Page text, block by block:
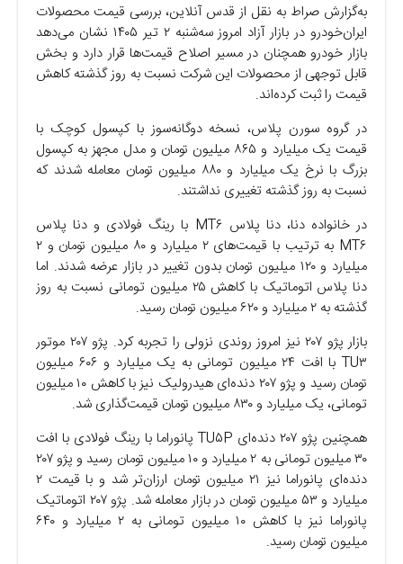
به‌گزارش صراط به نقل از قدس آنلاین، بررسی قیمت محصولات
ایران‌خودرو در بازار آزاد امروز سه‌شنبه ۲ تیر ۱۴۰۵ نشان می‌دهد
بازار خودرو همچنان در مسیر اصلاح قیمت‌ها قرار دارد و بخش
قابل توجهی از محصولات این شرکت نسبت به روز گذشته کاهش
قیمت را ثبت کرده‌اند.
در گروه سورن پلاس، نسخه دوگانه‌سوز با کپسول کوچک با
قیمت یک میلیارد و ۸۶۵ میلیون تومان و مدل مجهز به کپسول
بزرگ با نرخ یک میلیارد و ۸۸۰ میلیون تومان معامله شدند که
نسبت به روز گذشته تغییری نداشتند.
در خانواده دنا، دنا پلاس MT۶ با رینگ فولادی و دنا پلاس
MT۶ به ترتیب با قیمت‌های ۲ میلیارد و ۸۰ میلیون تومان و ۲
میلیارد و ۱۲۰ میلیون تومان بدون تغییر در بازار عرضه شدند. اما
دنا پلاس اتوماتیک با کاهش ۲۵ میلیون تومانی نسبت به روز
گذشته به ۲ میلیارد و ۶۲۰ میلیون تومان رسید.
بازار پژو ۲۰۷ نیز امروز روندی نزولی را تجربه کرد. پژو ۲۰۷ موتور
TU۳ با افت ۲۴ میلیون تومانی به یک میلیارد و ۶۰۶ میلیون
تومان رسید و پژو ۲۰۷ دنده‌ای هیدرولیک نیز با کاهش ۱۰ میلیون
تومانی، یک میلیارد و ۸۳۰ میلیون تومان قیمت‌گذاری شد.
همچنین پژو ۲۰۷ دنده‌ای TU۵P پانوراما با رینگ فولادی با افت
۳۰ میلیون تومانی به ۲ میلیارد و ۱۰ میلیون تومان رسید و پژو ۲۰۷
دنده‌ای پانوراما نیز ۲۱ میلیون تومان ارزان‌تر شد و با قیمت ۲
میلیارد و ۵۳ میلیون تومان در بازار معامله شد. پژو ۲۰۷ اتوماتیک
پانوراما نیز با کاهش ۱۰ میلیون تومانی به ۲ میلیارد و ۶۴۰
میلیون تومان رسید.